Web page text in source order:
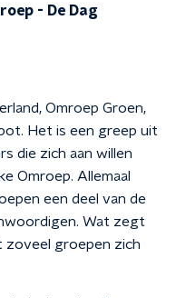
- De Dag
Omroep Groen,
Het is een greep uit
die zich aan willen
Omroep. Allemaal
een deel van de
Wat zegt
zoveel groepen zich